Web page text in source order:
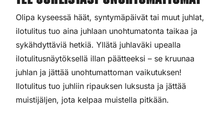
Olipa kyseessä häät, syntymäpäivät tai muut juhlat,
ilotulitus tuo aina juhlaan unohtumatonta taikaa ja
sykähdyttäviä hetkiä. Yllätä juhlaväki upealla
ilotulitusnäytöksellä illan päätteeksi – se kruunaa
juhlan ja jättää unohtumattoman vaikutuksen!
Ilotulitus tuo juhliin ripauksen luksusta ja jättää
muistijäljen, jota kelpaa muistella pitkään.